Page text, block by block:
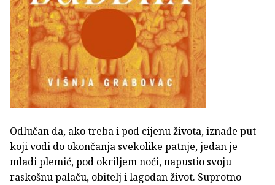
Odlučan da, ako treba i pod cijenu života, iznađe put
koji vodi do okončanja svekolike patnje, jedan je
mladi plemić, pod okriljem noći, napustio svoju
raskošnu palaču, obitelj i lagodan život. Suprotno